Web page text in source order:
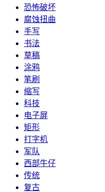
恐怖破坏
腐蚀扭曲
手写
书法
草稿
涂鸦
笔刷
缩写
科技
电子屏
矩形
打字机
军队
西部牛仔
传统
复古